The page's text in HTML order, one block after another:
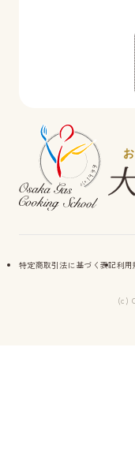
特定商取引法に基づく表記利用
(c)